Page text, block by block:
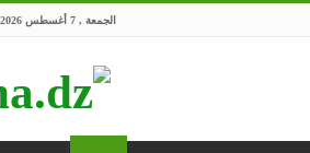
الجمعة , 7 أغسطس 2026